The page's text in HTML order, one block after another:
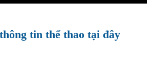
tin thể thao tại đây